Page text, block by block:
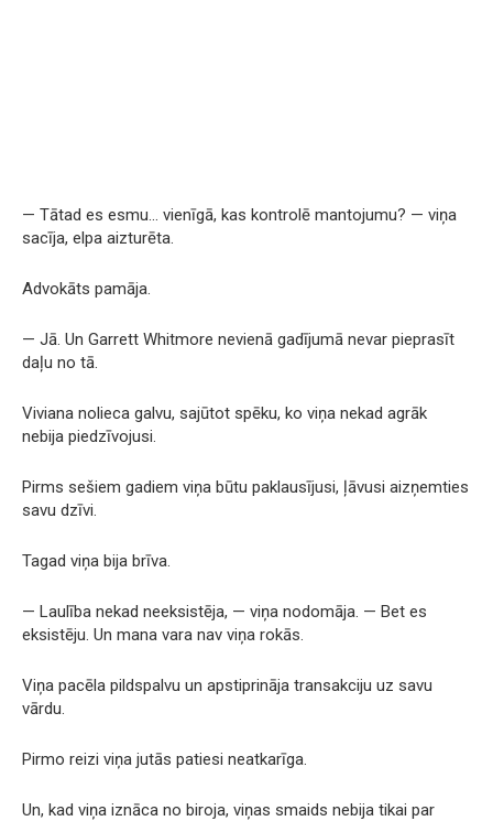
— Tātad es esmu… vienīgā, kas kontrolē mantojumu? — viņa
sacīja, elpa aizturēta.
Advokāts pamāja.
— Jā. Un Garrett Whitmore nevienā gadījumā nevar pieprasīt
daļu no tā.
Viviana nolieca galvu, sajūtot spēku, ko viņa nekad agrāk
nebija piedzīvojusi.
Pirms sešiem gadiem viņa būtu paklausījusi, ļāvusi aizņemties
savu dzīvi.
Tagad viņa bija brīva.
— Laulība nekad neeksistēja, — viņa nodomāja. — Bet es
eksistēju. Un mana vara nav viņa rokās.
Viņa pacēla pildspalvu un apstiprināja transakciju uz savu
vārdu.
Pirmo reizi viņa jutās patiesi neatkarīga.
Un, kad viņa iznāca no biroja, viņas smaids nebija tikai par